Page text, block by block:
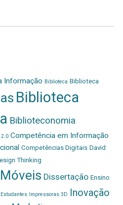
Informação Biblioteca Biblioteca
Biblioteca
Biblioteconomia
2.0 Competência em Informação
Competências Digitais David
Thinking
Dissertação Ensino
Estudantes Impressoras 3D Inovação